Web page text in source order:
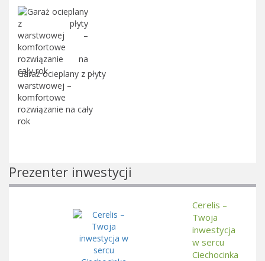
Garaż ocieplany z płyty
warstwowej –
komfortowe
rozwiązanie na cały
rok
Prezenter inwestycji
Cerelis –
Twoja
inwestycja
w sercu
Ciechocinka